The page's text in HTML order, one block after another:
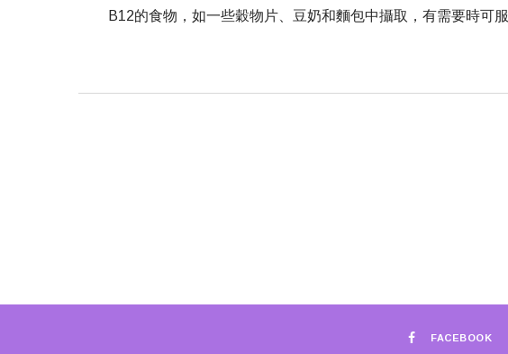
B12的食物，如一些穀物片、豆奶和麵包中攝取，有需要時可
FACEBOOK